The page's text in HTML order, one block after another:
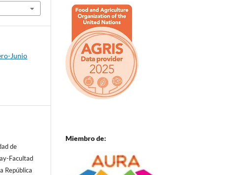
Junio
de
Facultad
República
Miembro de: